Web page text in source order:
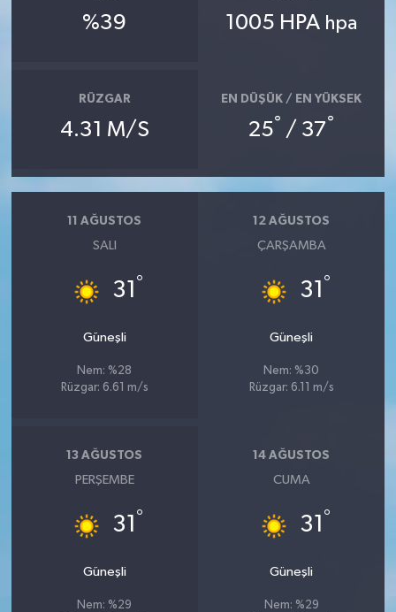
%39 1005 HPA hpa
RÜZGAR
4.31 M/S
EN DÜŞÜK / EN YÜKSEK
25° / 37°
11 AĞUSTOS
SALI
31 °
Güneşli
Nem: %28
Rüzgar: 6.61 m/s
12 AĞUSTOS
ÇARŞAMBA
31 °
Güneşli
Nem: %30
Rüzgar: 6.11 m/s
13 AĞUSTOS
PERŞEMBE
31 °
Güneşli
Nem: %29
14 AĞUSTOS
CUMA
31 °
Güneşli
Nem: %29